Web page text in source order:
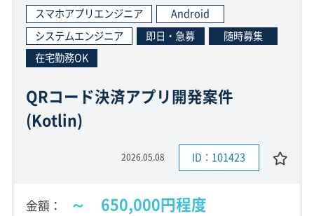
スマホアプリエンジニア
Android
システムエンジニア
即日・急募
随時募集
在宅勤務OK
QRコード決済アプリ開発案件
(Kotlin)
2026.05.08 ID：101423
金額 ～ 650,000円程度